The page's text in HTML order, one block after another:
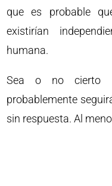
que es probable
existirían
humana.
Sea o no cierto
probablemente
sin respuesta. Al